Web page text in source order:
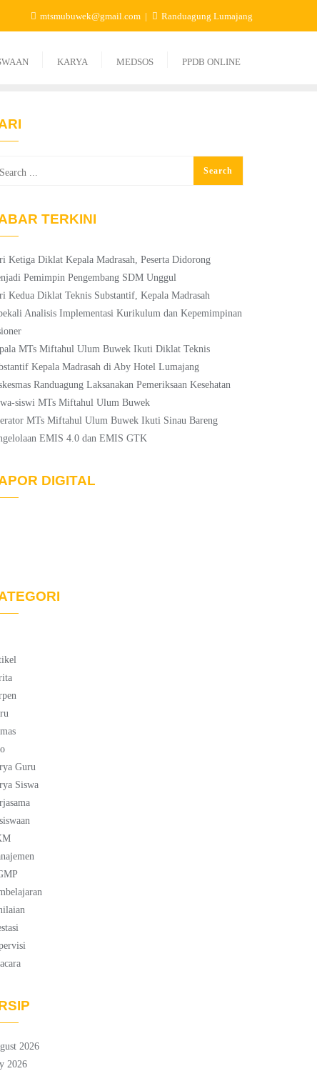
mtsmubuwek@gmail.com Randuagung Lumajang
KARYA MEDSOS PPDB ONLINE
TERKINI
Ketiga Diklat Kepala Madrasah, Peserta Didorong
Pemimpin Pengembang SDM Unggul
Kedua Diklat Teknis Substantif, Kepala Madrasah
Analisis Implementasi Kurikulum dan Kepemimpinan
MTs Miftahul Ulum Buwek Ikuti Diklat Teknis
Kepala Madrasah di Aby Hotel Lumajang
Randuagung Laksanakan Pemeriksaan Kesehatan
siswi MTs Miftahul Ulum Buwek
MTs Miftahul Ulum Buwek Ikuti Sinau Bareng
EMIS 4.0 dan EMIS GTK
DIGITAL
Guru
Siswa
2026
2026